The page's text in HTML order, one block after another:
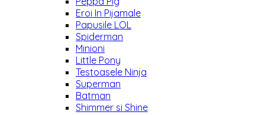
Eroi In Pijamale
Papusile LOL
Spiderman
Minioni
Little Pony
Testoasele Ninja
Superman
Batman
Shimmer si Shine